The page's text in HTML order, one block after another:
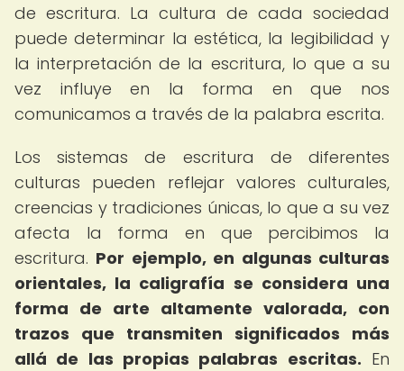
de escritura. La cultura de cada sociedad
puede determinar la estética, la legibilidad y
la interpretación de la escritura, lo que a su
vez influye en la forma en que nos
comunicamos a través de la palabra escrita.
Los sistemas de escritura de diferentes
culturas pueden reflejar valores culturales,
creencias y tradiciones únicas, lo que a su vez
afecta la forma en que percibimos la
escritura. Por ejemplo, en algunas culturas
orientales, la caligrafía se considera una
forma de arte altamente valorada, con
trazos que transmiten significados más
allá de las propias palabras escritas. En